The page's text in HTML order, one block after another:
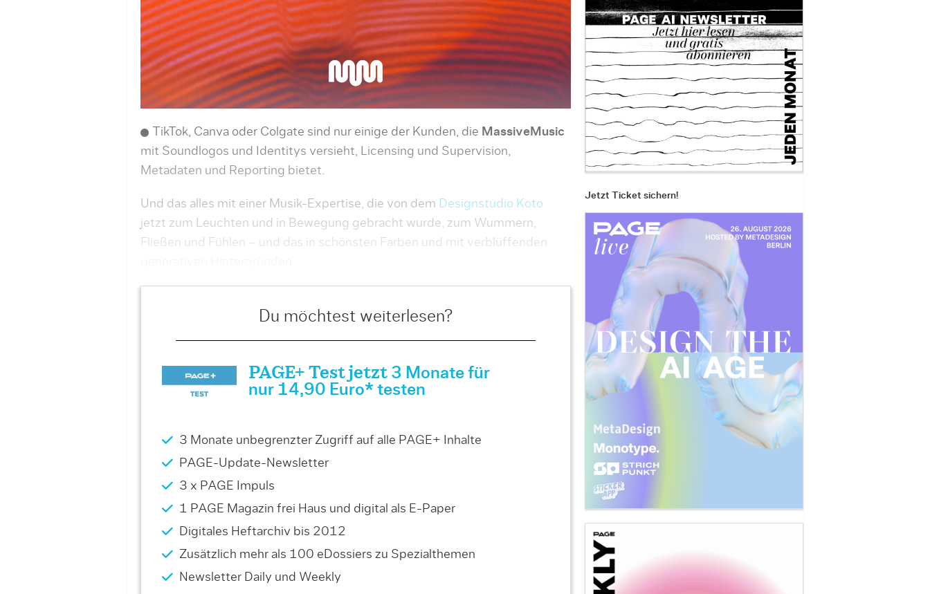
TikTok, Canva oder Colgate sind nur einige der Kunden, die MassiveMusic
mit Soundlogos und Identitys versieht, Licensing und Supervision,
Metadaten und Reporting bietet.
Und das alles mit einer Musik-Expertise, die von dem Designstudio Koto
jetzt zum Leuchten und in Bewegung gebracht wurde, zum Wummern,
Fließen und Fühlen – und das in schönsten Farben und mit verblüffenden
Du möchtest weiterlesen?
PAGE+ Test jetzt 3 Monate für
nur 14,90 Euro* testen
3 Monate unbegrenzter Zugriff auf alle PAGE+ Inhalte
PAGE-Update-Newsletter
3 x PAGE Impuls
1 PAGE Magazin frei Haus und digital als E-Paper
Digitales Heftarchiv bis 2012
Zusätzlich mehr als 100 eDossiers zu Spezialthemen
Newsletter Daily und Weekly
Jetzt Ticket sichern!